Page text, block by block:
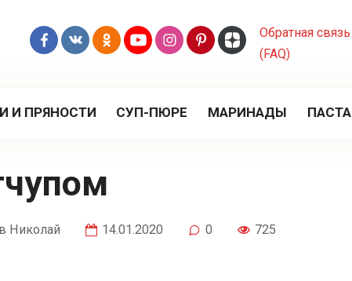
Обратная связь
(FAQ)
И ПРЯНОСТИ СУП-ПЮРЕ МАРИНАДЫ ПАСТА
Николай 14.01.2020 0 725